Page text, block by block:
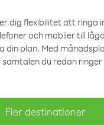
dig flexibilitet att ringa
och mobiler till
din plan. Med
du redan ringer
Fler destinationer